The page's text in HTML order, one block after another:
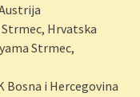
Hrvatska
Strmec,
Bosna i Hercegovina